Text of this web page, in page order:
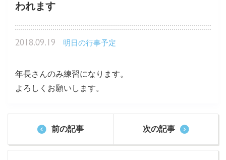
われます
2018.09.19 明日の行事予定
年長さんのみ練習になります。
よろしくお願いします。
前の記事 次の記事